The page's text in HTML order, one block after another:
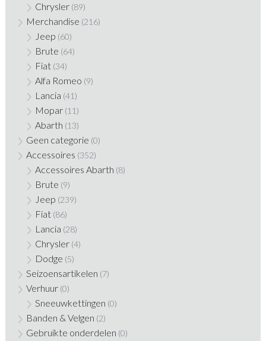
Chrysler (89)
Merchandise (216)
Jeep (60)
Brute (64)
Fiat (34)
Alfa Romeo (9)
Lancia (41)
Mopar (11)
Abarth (13)
Geen categorie (0)
Accessoires (352)
Accessoires Abarth (8)
Brute (9)
Jeep (239)
Fiat (86)
Lancia (28)
Chrysler (4)
Dodge (5)
Seizoensartikelen (7)
Verhuur (0)
Sneeuwkettingen (0)
Banden & Velgen (2)
Gebruikte onderdelen (0)